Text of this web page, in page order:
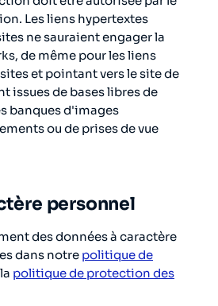
Les liens hypertextes
ne sauraient engager la
de même pour les liens
et pointant vers le site de
issues de bases libres de
banques d'images
ou de prises de vue
personnel
des données à caractère
dans notre politique de
politique de protection des